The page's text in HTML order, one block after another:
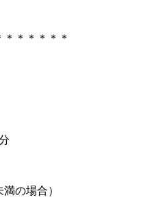
＊＊＊＊＊
の場合）